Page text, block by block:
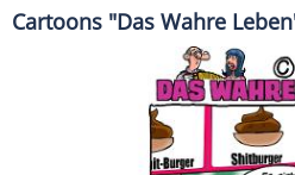
Cartoons "Das Wahre